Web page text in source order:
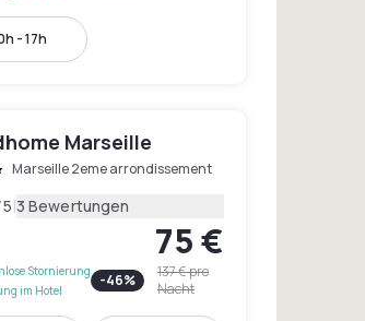
- 17h
Marseille
Marseille 2eme arrondissement
|3 Bewertungen
Stornierung
im Hotel
75 €
-46% 137 €pro
Nacht